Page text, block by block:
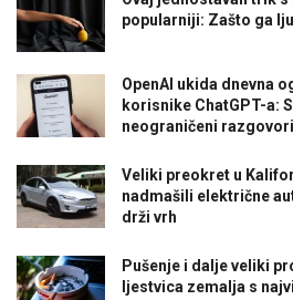
popularniji: Zašto ga
OpenAI ukida dnevna
korisnike ChatGPT-a:
neograničeni razgovori
Veliki preokret u
nadmašili električne
drži vrh
Pušenje i dalje veliki
ljestvica zemalja s